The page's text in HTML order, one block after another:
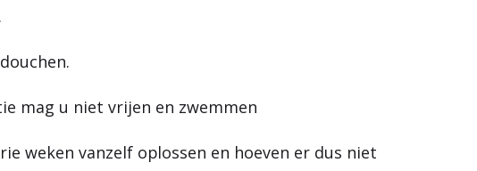
mag u niet vrijen en zwemmen
weken vanzelf oplossen en hoeven er dus niet